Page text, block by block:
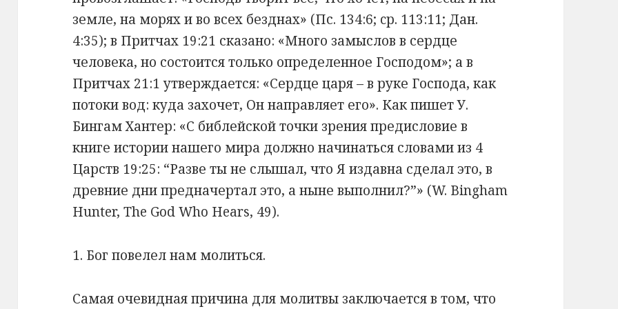
земле, на морях и во всех безднах» (Пс. 134:6; cр. 113:11; Дан.
4:35); в Притчах 19:21 сказано: «Много замыслов в сердце
человека, но состоится только определенное Господом»; а в
Притчах 21:1 утверждается: «Сердце царя – в руке Господа, как
потоки вод: куда захочет, Он направляет его». Как пишет У.
Бингам Хантер: «С библейской точки зрения предисловие в
книге истории нашего мира должно начинаться словами из 4
Царств 19:25: “Разве ты не слышал, что Я издавна сделал это, в
древние дни предначертал это, а ныне выполнил?”» (W. Bingham
Hunter, The God Who Hears, 49).
1. Бог повелел нам молиться.
Самая очевидная причина для молитвы заключается в том, что